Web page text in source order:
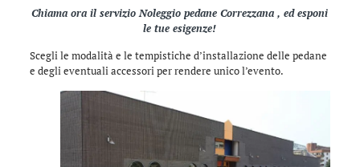
Chiama ora il servizio Noleggio pedane Correzzana , ed esponi
le tue esigenze!
Scegli le modalità e le tempistiche d’installazione delle pedane
e degli eventuali accessori per rendere unico l’evento.